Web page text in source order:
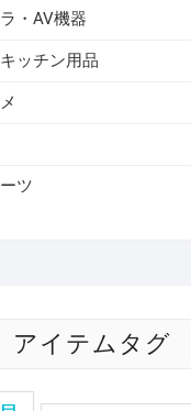
・AV機器
ッチン用品
ツ
アイテムタグ